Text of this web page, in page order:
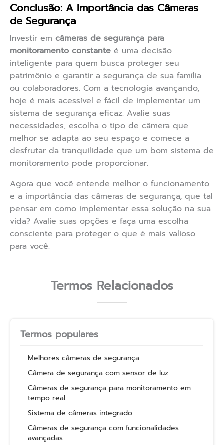
Conclusão: A Importância das Câmeras
de Segurança
Investir em câmeras de segurança para
monitoramento constante é uma decisão
inteligente para quem busca proteger seu
patrimônio e garantir a segurança de sua família
ou colaboradores. Com a tecnologia avançando,
hoje é mais acessível e fácil de implementar um
sistema de segurança eficaz. Avalie suas
necessidades, escolha o tipo de câmera que
melhor se adapta ao seu espaço e comece a
desfrutar da tranquilidade que um bom sistema de
monitoramento pode proporcionar.
Agora que você entende melhor o funcionamento
e a importância das câmeras de segurança, que tal
pensar em como implementar essa solução na sua
vida? Avalie suas opções e faça uma escolha
consciente para proteger o que é mais valioso
para você.
Termos Relacionados
Termos populares
Melhores câmeras de segurança
Câmera de segurança com sensor de luz
Câmeras de segurança para monitoramento em
tempo real
Sistema de câmeras integrado
Câmeras de segurança com funcionalidades
avançadas